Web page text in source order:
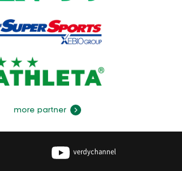
more partner
verdychannel